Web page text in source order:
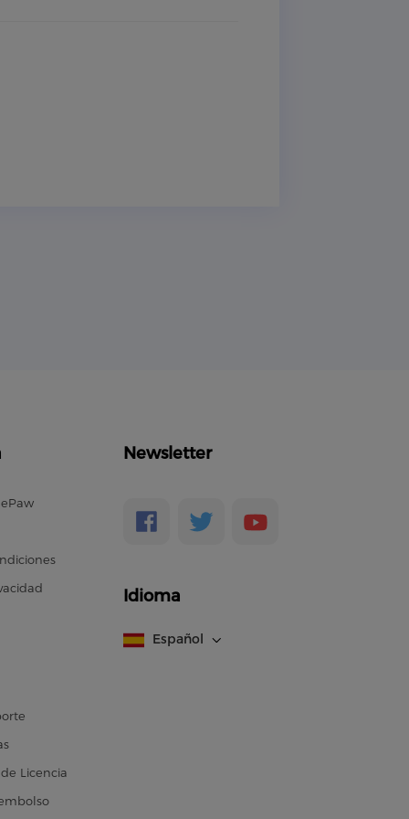
Licencia
Newsletter
Idioma
Español